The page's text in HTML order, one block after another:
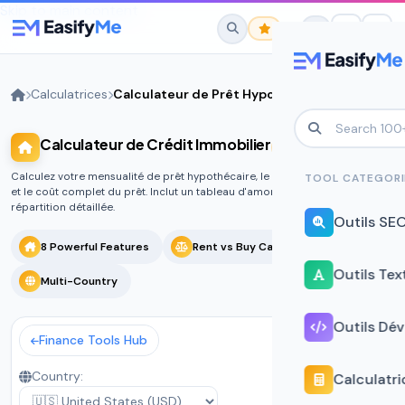
No favorites yet.
Star any tool to save it here for quick
access.
TOOL
Outils
Outils
Outils
Calculatrices Calculateur de Prêt Hypothécaire
Calculateur de Crédit Immobilier
Calculez votre mensualité de prêt hypothécaire, le total des intérêts payés
et le coût complet du prêt. Inclut un tableau d'amortissement et une
répartition détaillée.
8 Powerful Features Rent vs Buy Calculator
Multi-Country
Finance Tools Hub
Country: